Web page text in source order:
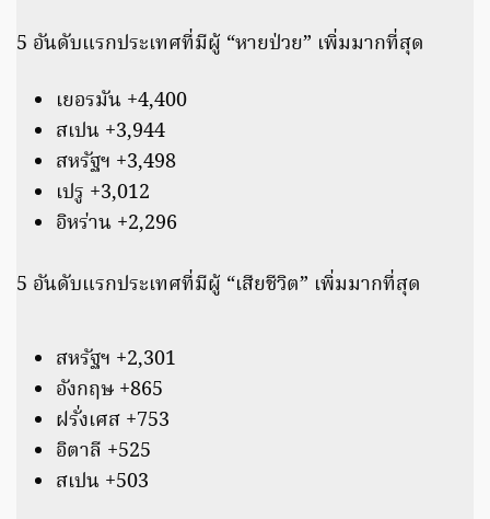
5 อันดับแรกประเทศที่มีผู้ “หายป่วย” เพิ่มมากที่สุด
เยอรมัน +4,400
สเปน +3,944
สหรัฐฯ +3,498
เปรู +3,012
อิหร่าน +2,296
5 อันดับแรกประเทศที่มีผู้ “เสียชีวิต” เพิ่มมากที่สุด
สหรัฐฯ +2,301
อังกฤษ +865
ฝรั่งเศส +753
อิตาลี +525
สเปน +503